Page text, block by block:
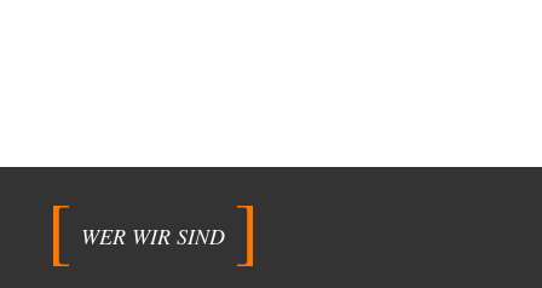
Masseninvasion von Ceuta: Ein organisierter Angriff 3
Zehntausende dackeln…
Adel verpflichtetvor 14 Stunden zu:
WER WIR SIND